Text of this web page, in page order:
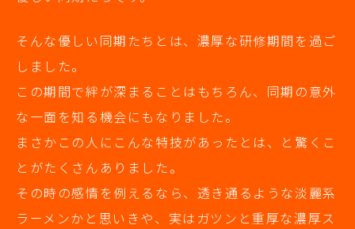
そんな優しい同期たちとは、濃厚な研修期間を過ご
しました。
この期間で絆が深まることはもちろん、同期の意外
な一面を知る機会にもなりました。
まさかこの人にこんな特技があったとは、と驚くこ
とがたくさんありました。
その時の感情を例えるなら、透き通るような淡麗系
ラーメンかと思いきや、実はガツンと重厚な濃厚ス